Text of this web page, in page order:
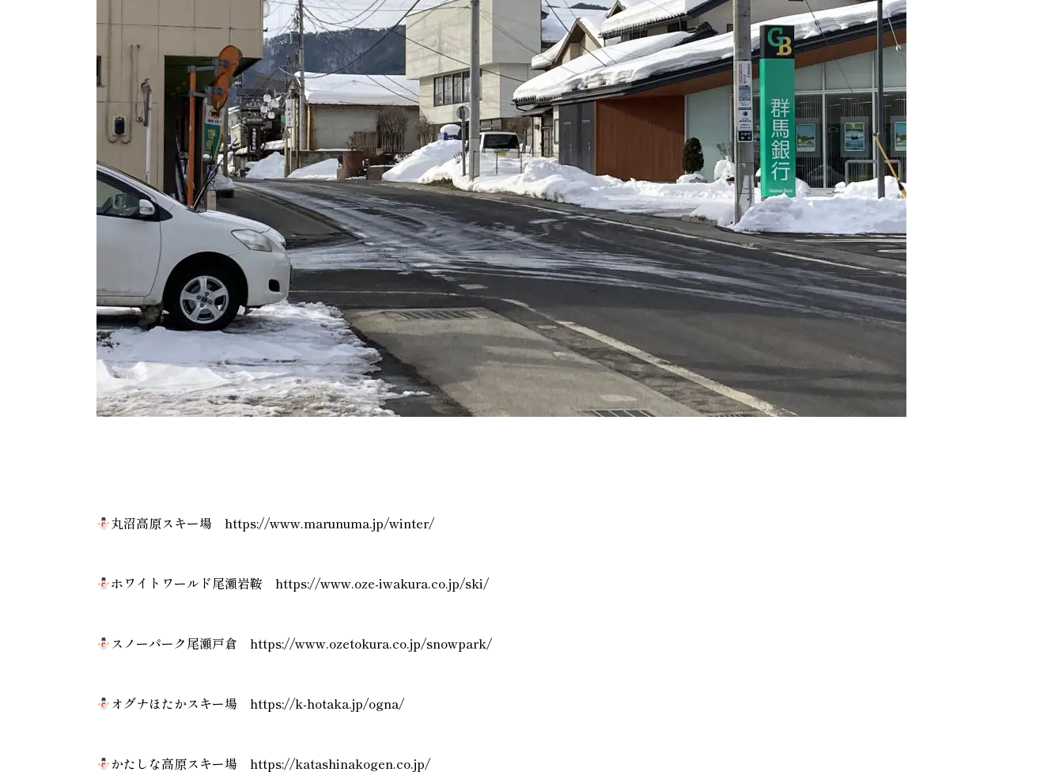
丸沼高原スキー場https://www.marunuma.jp/winter/
ホワイトワールド尾瀬岩鞍https://www.oze-iwakura.co.jp/ski/
スノーパーク尾瀬戸倉https://www.ozetokura.co.jp/snowpark/
オグナほたかスキー場https://k-hotaka.jp/ogna/
かたしな高原スキー場https://katashinakogen.co.jp/